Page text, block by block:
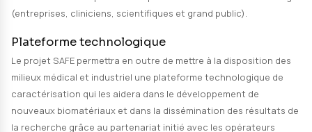
le développement de biomatériaux.
La combinaison des technologies plasma proposée
encore été envisagée dans d'autres projets et
d'envisager une montée en TRL de 3 à 7 pour des
dentaires en Titane et un dispositif endoscopique.